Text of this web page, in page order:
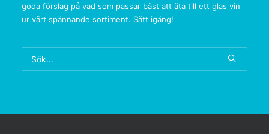
goda förslag på vad som passar bäst att äta till ett glas vin
ur vårt spännande sortiment. Sätt igång!